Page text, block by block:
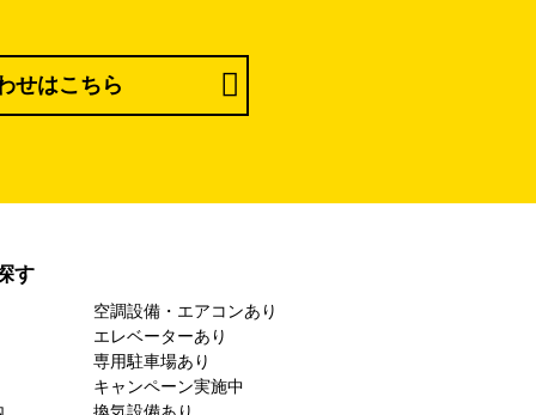
せはこちら
す
空調設備・エアコンあり
エレベーターあり
専用駐車場あり
キャンペーン実施中
換気設備あり